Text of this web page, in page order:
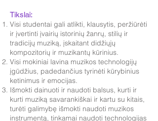
Tikslai:
Visi studentai gali atlikti, klausytis, peržiūrėti
ir įvertinti įvairių istorinių žanrų, stilių ir
tradicijų muziką, įskaitant didžiųjų
kompozitorių ir muzikantų kūrinius.
Visi mokiniai lavina muzikos technologijų
įgūdžius, padedančius tyrinėti kūrybinius
ketinimus ir emocijas.
Išmokti dainuoti ir naudoti balsus, kurti ir
kurti muziką savarankiškai ir kartu su kitais,
turėti galimybę išmokti naudoti muzikos
instrumentą, tinkamai naudoti technologijas